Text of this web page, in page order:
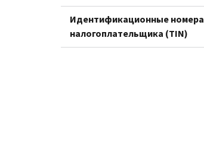
Идентификационные номера
налогоплательщика (TIN)